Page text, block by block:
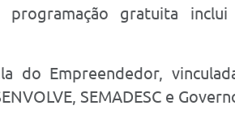
gratuita
do Empreendedor,
SEMADESC e